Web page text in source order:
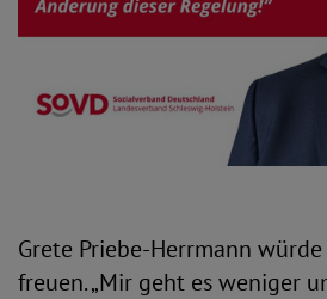
Grete Priebe-Herrmann
freuen. „Mir geht es weniger